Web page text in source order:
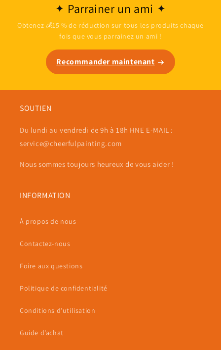
Parrainer un ami
Obtenez 💰15 % de réduction sur tous les produits chaque
fois que vous parrainez un ami !
Recommander maintenant
SOUTIEN
Du lundi au vendredi de 9h à 18h HNE E-MAIL :
service@cheerfulpainting.com
Nous sommes toujours heureux de vous aider !
INFORMATION
À propos de nous
Contactez-nous
Foire aux questions
Politique de confidentialité
Conditions d’utilisation
Guide d’achat